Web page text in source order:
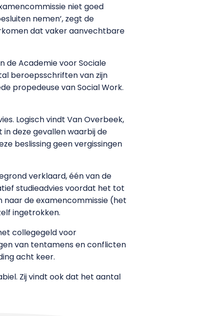
niet goed
nemen’, zegt de
dat vaker aanvechtbare
de Academie voor Sociale
beroepsschriften van zijn
propedeuse van Social Work.
Logisch vindt Van Overbeek,
in deze gevallen waarbij de
beslissing geen vergissingen
verklaard, één van de
studieadvies voordat het tot
de examencommissie (het
ingetrokken.
collegegeld voor
van tentamens en conflicten
acht keer.
Zij vindt ook dat het aantal